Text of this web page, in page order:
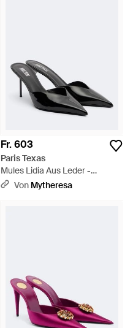
Fr. 603
Paris Texas
Mules Lidia Aus Leder -
Schwarz
Von Mytheresa